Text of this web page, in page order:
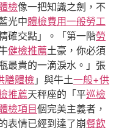
檢像一把知識之劍，不
光中體檢費用一般勞工
確交點」。「第一階勞
健檢推薦土豪，你必須
最貴的一滴淚水。」張
膳體檢」與牛土一般+供
推薦天秤座的「平巡檢
檢項目個完美主義者，
表情已經到達了崩餐飲